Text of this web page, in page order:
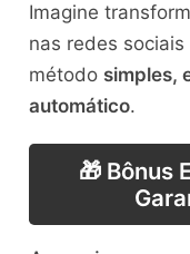
Imagine
nas redes sociais
método simples,
automático.
🎁 Bônus